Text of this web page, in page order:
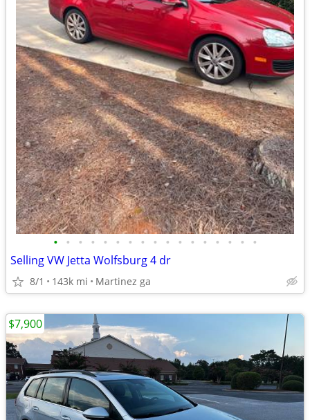
• • • • • • • • • • • • • • • • •
Selling VW Jetta Wolfsburg 4 dr
8/1 143k mi Martinez ga
$7,900